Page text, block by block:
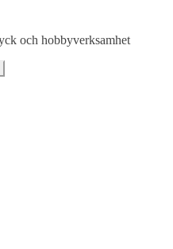
och hobbyverksamhet